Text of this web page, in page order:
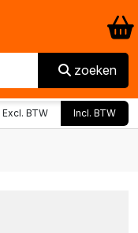
zoeken
Excl. BTW Incl. BTW